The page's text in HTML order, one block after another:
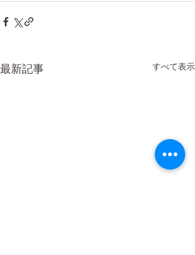
最新記事 すべて表示